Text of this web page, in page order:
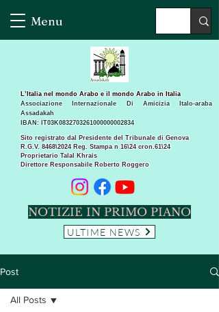
Menu
Sito registrato dal Presidente del Tribunale di Genova
R.G.V. 8468\2024 Reg. Stampa n 16\24 cron.61\24 ​
Proprietario Talal Khrais
Direttore Responsabile Roberto Roggero
L’Italia nel mondo Arabo e il mondo Arabo in Italia
Associazione Internazionale Di Amicizia Italo-araba
Assadakah
IBAN: IT03K0832703261000000002834
NOTIZIE IN PRIMO PIANO
ULTIME NEWS
Post
All Posts